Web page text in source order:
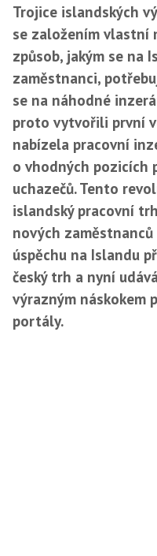
Trojice islandských
se založením vlastní
způsob, jakým se na
zaměstnanci,
se na náhodné
proto vytvořili první
nabízela pracovní
o vhodných pozicích
uchazečů. Tento
islandský pracovní
nových
úspěchu na Islandu
český trh a nyní
výrazným náskokem
portály.